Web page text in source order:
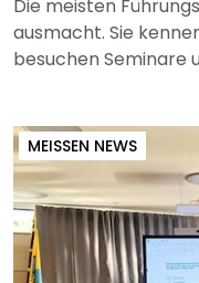
Die meisten
ausmacht. Sie
besuchen Seminare
MEISSEN NEWS